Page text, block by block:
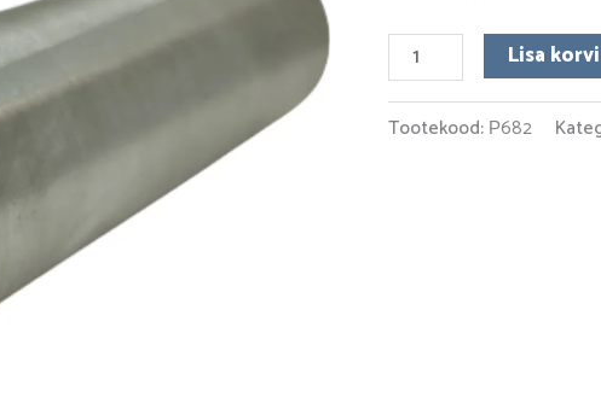
Roostevaba
teras
kogus
Lisa korvi
Tootekood: Р682